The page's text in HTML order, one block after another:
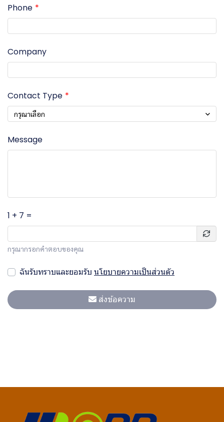
Phone
Company
Contact Type
กรุณาเลือก
Message
1 + 7 =
กรุณากรอกคำตอบของคุณ
ฉันรับทราบและยอมรับ นโยบายความเป็นส่วนตัว
ส่งข้อความ